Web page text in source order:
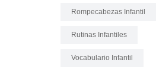
Rompecabezas Infantil
Rutinas Infantiles
Vocabulario Infantil